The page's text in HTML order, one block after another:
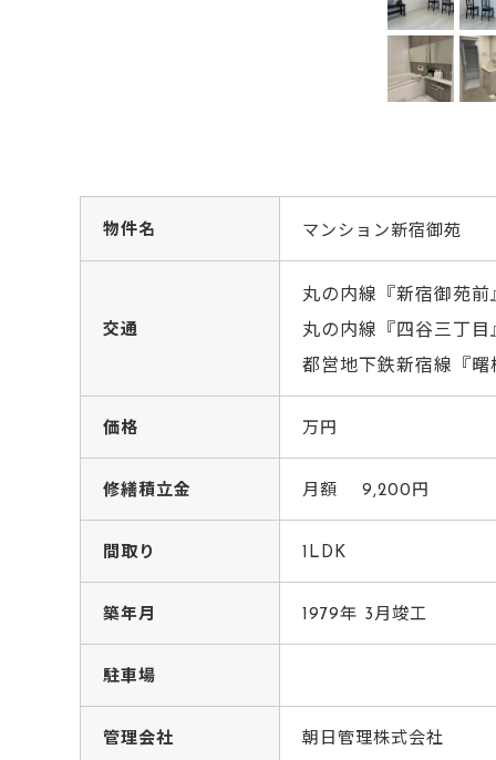
物件名 マンション新宿御苑
交通
丸の内線『新宿御苑
丸の内線『四谷三丁
都営地下鉄新宿線『曙
価格 万円
修繕積立金 月額 9,200円
間取り 1LDK
築年月 1979年 3月竣工
駐車場
管理会社 朝日管理株式会社